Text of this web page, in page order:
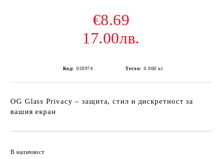
€8.69
17.00лв.
Код: 020974 Тегло: 0.000 кг
OG Glass Privacy – защита, стил и дискретност за
вашия екран
В наличност